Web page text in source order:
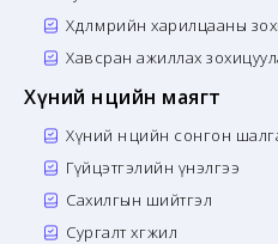
Хөдөлмөрийн харилцааны
Хавсран ажиллах
Хүний нөөцийн маягт
Хүний нөөцийн сонгон
Гүйцэтгэлийн үнэлгээ
Сахилгын шийтгэл
Сургалт хөгжил